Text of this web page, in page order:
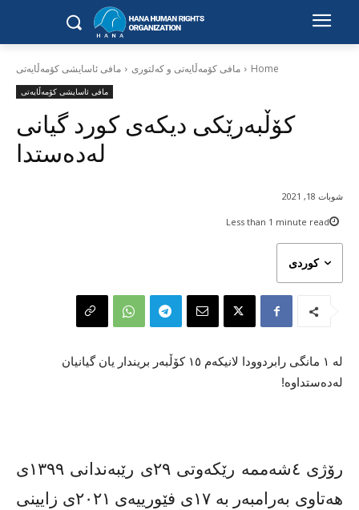
Home مافی کۆمەڵایەتی و کەلتوری مافی ئاسایشی کۆمەڵایەتی
مافی ئاسایشی کۆمەڵایەتی
کۆڵبەرێکی دیکەی کورد گیانی
لەدەستدا
شوبات 18, 2021
Less than 1 minute read
کوردی
لە ١ مانگی رابردوودا لانیکەم ١٥ کۆڵبەر بریندار یان گیانیان
لەدەستداوە!
رۆژی ٤شەممە رێکەوتی ٢٩ی رێبەندانی ١٣٩٩ی
هەتاوی بەرامبەر بە ١٧ی فێورییەی ٢٠٢١ی زایینی